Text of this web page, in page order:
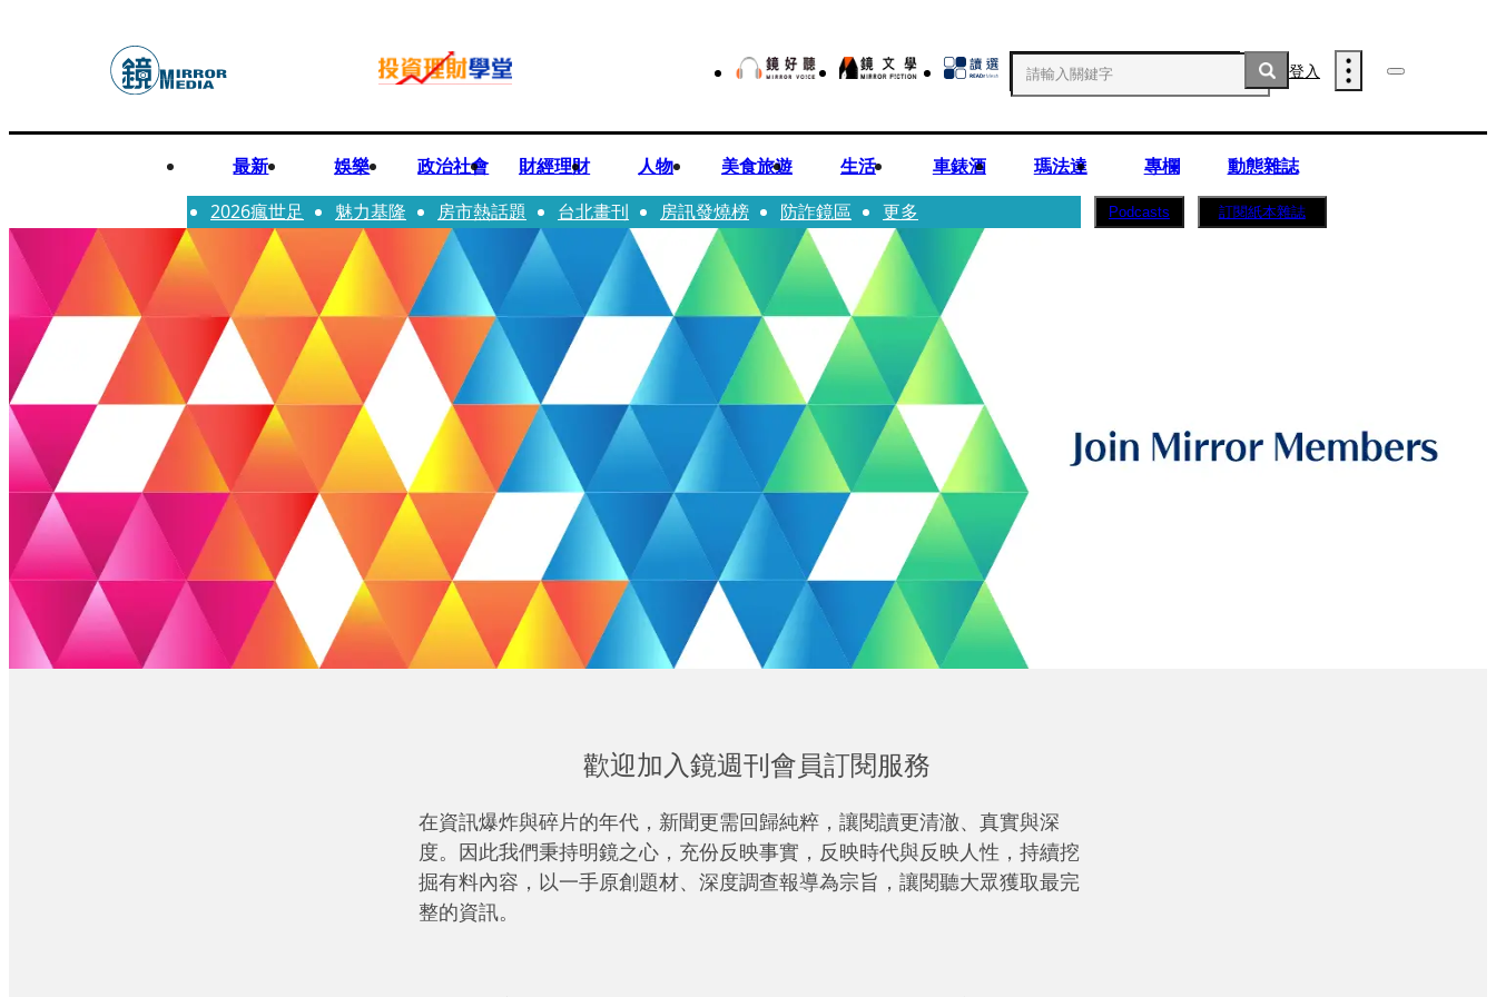
登入
最新 娛樂 政治社會 財經理財 人物 美食旅遊 生活 車錶酒 瑪法達 專欄
動態雜誌
2026瘋世足
魅力基隆 房市熱話題 台北畫刊 房訊發燒榜 防詐鏡區 更多 Podcasts 訂閱紙本雜誌
歡迎加入鏡週刊會員訂閱服務
在資訊爆炸與碎片的年代，新聞更需回歸純粹，讓閱讀更清澈、真實與深
度。因此我們秉持明鏡之心，充份反映事實，反映時代與反映人性，持續挖
掘有料內容，以一手原創題材、深度調查報導為宗旨，讓閱聽大眾獲取最完
整的資訊。